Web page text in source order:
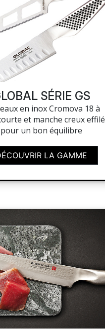
SÉRIE GS
en inox Cromova 18 à
et manche creux effilé
pour un bon équilibre
LA GAMME